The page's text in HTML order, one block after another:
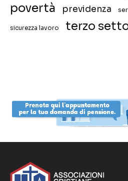
povertà previdenza
sicurezza lavoro terzo